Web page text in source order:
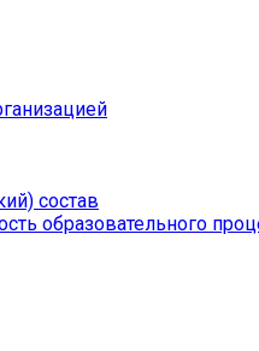
состав
образовательного